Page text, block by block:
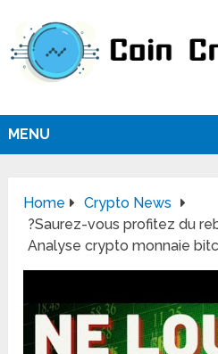
MENU
Home
Crypto News
?Saurez-vous profitez du
Analyse crypto monnaie